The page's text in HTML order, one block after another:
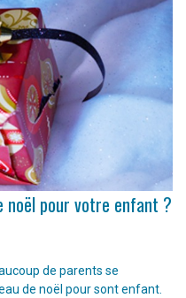
noël pour votre enfant ?
de parents se
de noël pour sont enfant.